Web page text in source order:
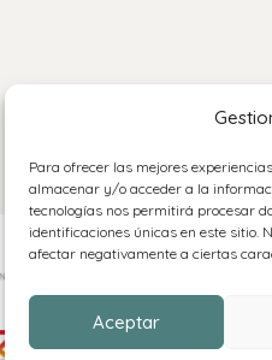
Para ofrecer las mejores
almacenar y/o acceder a la
tecnologías nos permitirá procesar
identificaciones únicas en este sitio.
afectar negativamente a ciertas
Aceptar